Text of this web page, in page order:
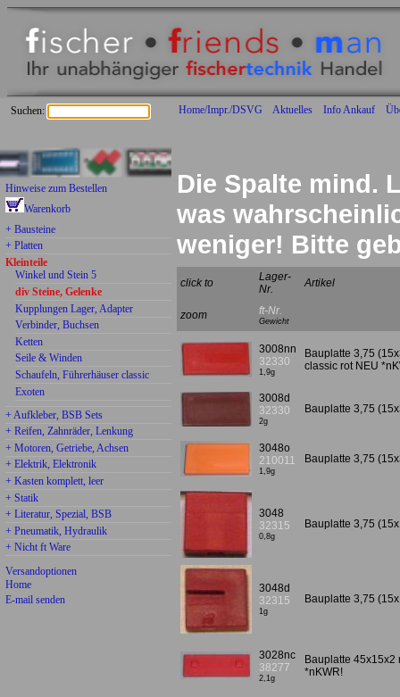
Home/Impr./DSVG Aktuelles Info Ankauf
Suchen:
wieder beliebte ältere Teile lieferbar:
Hinweise zum Bestellen
Warenkorb
+ Bausteine
+ Platten
Kleinteile
Winkel und Stein 5
div Steine, Gelenke
Kupplungen Lager, Adapter
Verbinder, Buchsen
Ketten
Seile & Winden
Schaufeln, Führerhäuser classic
Exoten
+ Aufkleber, BSB Sets
+ Reifen, Zahnräder, Lenkung
+ Motoren, Getriebe, Achsen
+ Elektrik, Elektronik
+ Kasten komplett, leer
+ Statik
+ Literatur, Spezial, BSB
+ Pneumatik, Hydraulik
+ Nicht ft Ware
Versandoptionen
Home
E-mail senden
Die Spalte mind.
was
weniger! Bitte
click to
Lager-
Nr.
Artikel
zoom ft-Nr.
Gewicht
3008nn
32330
1,9g
Bauplatte 3,75
classic rot NEU
3008d
32330
2g
Bauplatte 3,75
3048o
210011
1,9g
Bauplatte 3,75
3048
32315
0,8g
Bauplatte 3,75
3048d
32315
1g
Bauplatte 3,75
3028nc
38277
2,1g
Bauplatte 45x15x2
*nKWR!